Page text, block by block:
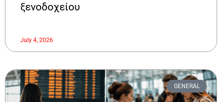
ξενοδοχείου
July 4, 2026
GENERAL